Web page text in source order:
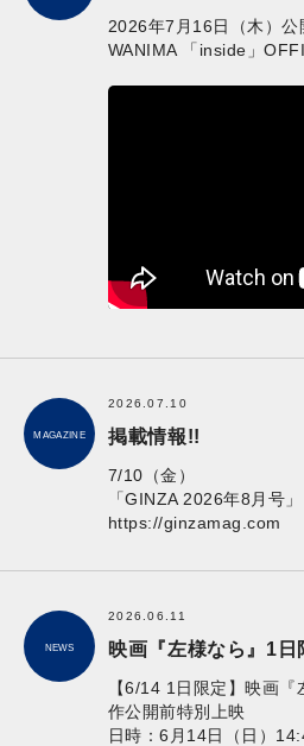
2026年7月16日（木）公
WANIMA 「inside」
MAGAZINE
2026.07.10
掲載情報!!
7/10（金）
「GINZA 2026年8月号」
https://ginzamag.com
NEWS
2026.06.11
映画『左様なら』1
【6/14 1日限定】映画
作公開前特別上映
日時：6月14日（日）